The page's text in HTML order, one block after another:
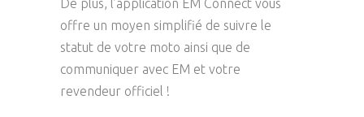
De plus, l’application EM Connect vous
offre un moyen simplifié de suivre le
statut de votre moto ainsi que de
communiquer avec EM et votre
revendeur officiel !